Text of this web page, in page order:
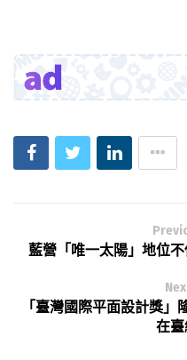
藍營「唯一太陽」地位
「臺灣國際平面設計獎
在